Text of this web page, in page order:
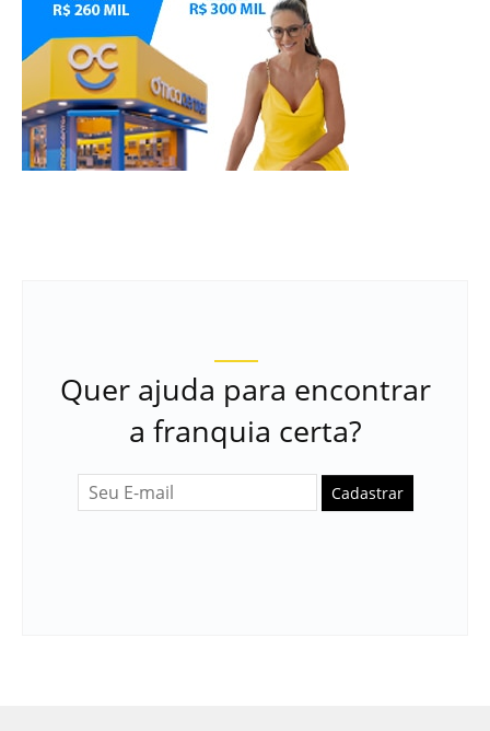
Quer ajuda para encontrar
a franquia certa?
Cadastrar